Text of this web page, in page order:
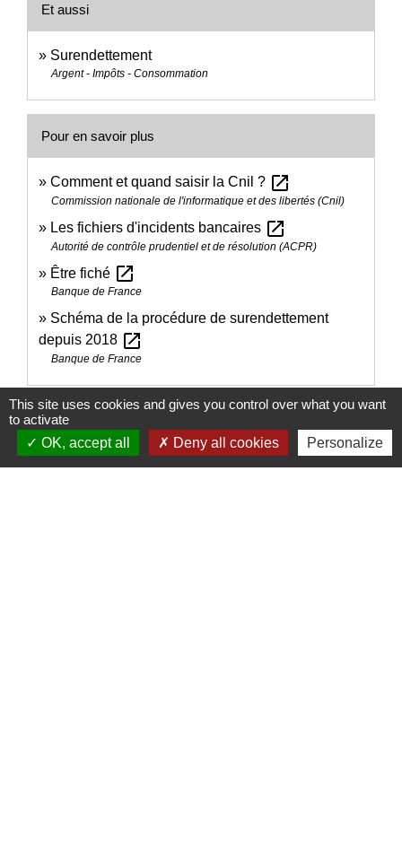
Et aussi
Surendettement
Argent - Impôts - Consommation
Pour en savoir plus
Comment et quand saisir la Cnil ? open_in_new
Commission nationale de l'informatique et des libertés (Cnil)
Les fichiers d'incidents bancaires open_in_new
Autorité de contrôle prudentiel et de résolution (ACPR)
Être fiché open_in_new
Banque de France
Schéma de la procédure de surendettement
depuis 2018 open_in_new
Banque de France
Signaler une erreur sur cette page
This site uses cookies and gives you control over what you want
to activate
OK, accept all
Deny all cookies Personalize